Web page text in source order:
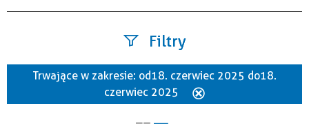
Filtry
Szukana fraza
Trwające w zakresie: od 18. czerwiec 2025 do 18.
czerwiec 2025